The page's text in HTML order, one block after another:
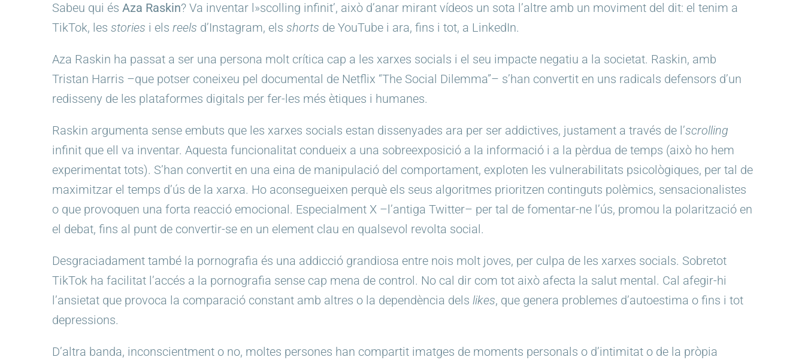
Sabeu qui és Aza Raskin? Va inventar l»scolling infinit’, això d’anar mirant vídeos un sota l’altre amb un moviment del dit: el tenim a
TikTok, les stories i els reels d’Instagram, els shorts de YouTube i ara, fins i tot, a LinkedIn.
Aza Raskin ha passat a ser una persona molt crítica cap a les xarxes socials i el seu impacte negatiu a la societat. Raskin, amb
Tristan Harris –que potser coneixeu pel documental de Netflix “The Social Dilemma”– s’han convertit en uns radicals defensors d’un
redisseny de les plataformes digitals per fer-les més ètiques i humanes.
Raskin argumenta sense embuts que les xarxes socials estan dissenyades ara per ser addictives, justament a través de l’scrolling
infinit que ell va inventar. Aquesta funcionalitat condueix a una sobreexposició a la informació i a la pèrdua de temps (això ho hem
experimentat tots). S’han convertit en una eina de manipulació del comportament, exploten les vulnerabilitats psicològiques, per tal de
maximitzar el temps d’ús de la xarxa. Ho aconsegueixen perquè els seus algoritmes prioritzen continguts polèmics, sensacionalistes
o que provoquen una forta reacció emocional. Especialment X –l’antiga Twitter– per tal de fomentar-ne l’ús, promou la polarització en
el debat, fins al punt de convertir-se en un element clau en qualsevol revolta social.
Desgraciadament també la pornografia és una addicció grandiosa entre nois molt joves, per culpa de les xarxes socials. Sobretot
TikTok ha facilitat l’accés a la pornografia sense cap mena de control. No cal dir com tot això afecta la salut mental. Cal afegir-hi
l’ansietat que provoca la comparació constant amb altres o la dependència dels likes, que genera problemes d’autoestima o fins i tot
depressions.
D’altra banda, inconscientment o no, moltes persones han compartit imatges de moments personals o d’intimitat o de la pròpia